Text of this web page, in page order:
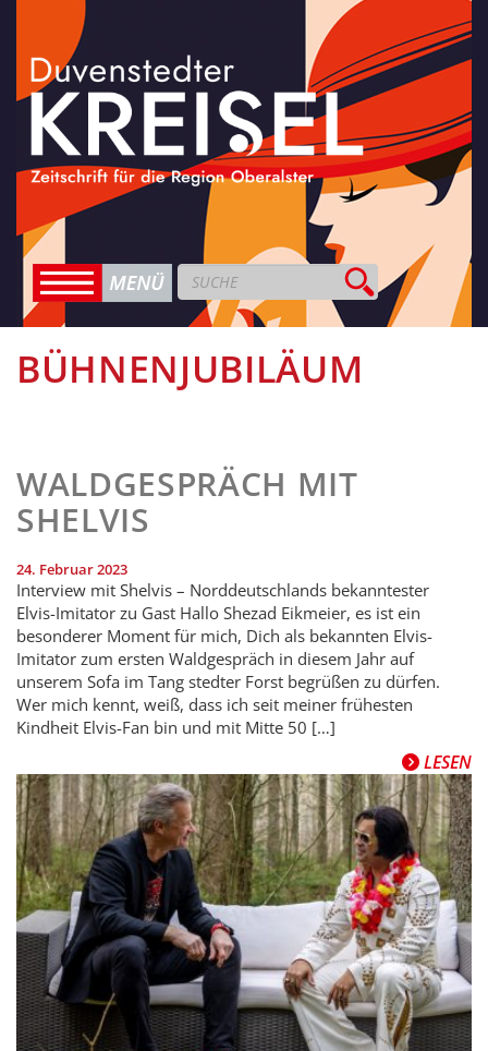
BÜHNENJUBILÄUM
WALDGESPRÄCH MIT
SHELVIS
24. Februar 2023
Interview mit Shelvis – Norddeutschlands bekanntester
Elvis-Imitator zu Gast Hallo Shezad Eikmeier, es ist ein
besonderer Moment für mich, Dich als bekannten Elvis-
Imitator zum ersten Waldgespräch in diesem Jahr auf
unserem Sofa im Tang stedter Forst begrüßen zu dürfen.
Wer mich kennt, weiß, dass ich seit meiner frühesten
Kindheit Elvis-Fan bin und mit Mitte 50 […]
LESEN